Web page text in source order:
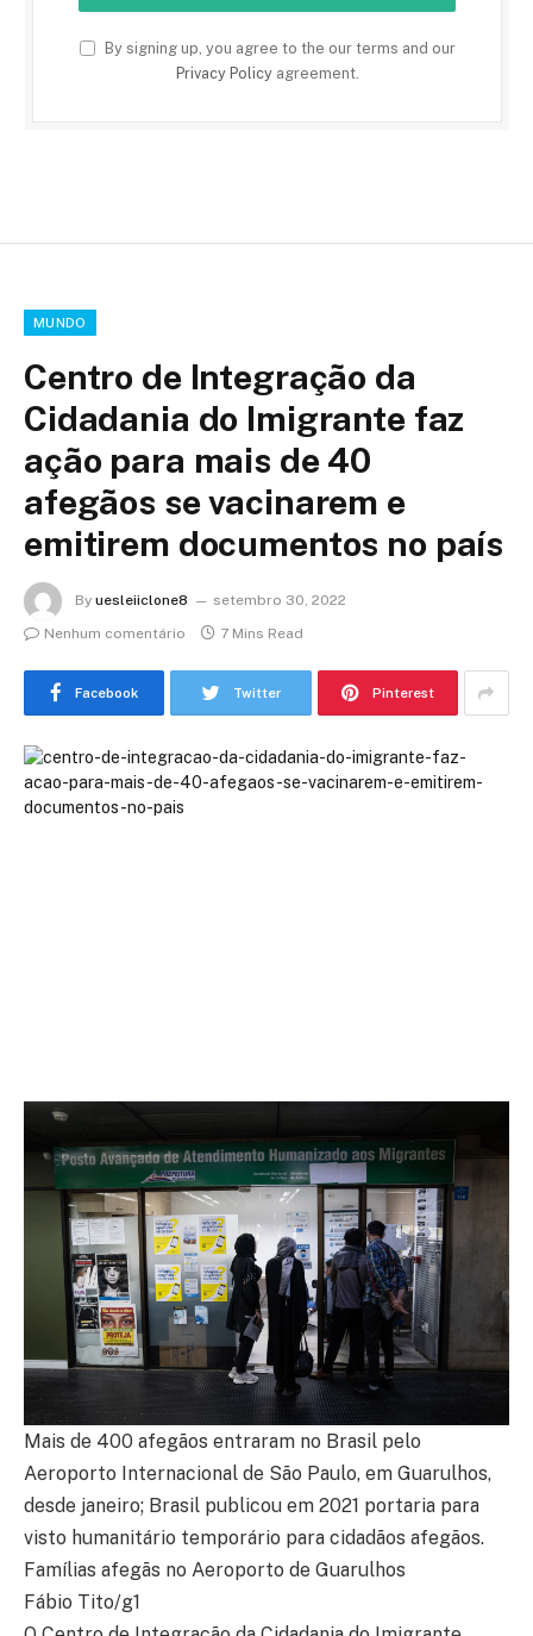
By signing up, you agree to the our terms and our
Privacy Policyagreement.
MUNDO
Centro de Integração da
Cidadania do Imigrante faz
ação para mais de 40
afegãos se vacinarem e
emitirem documentos no país
By uesleiiclone8
setembro 30, 2022
Nenhum comentário
7 Mins Read
Facebook Twitter Pinterest
Mais de 400 afegãos entraram no Brasil pelo
Aeroporto Internacional de São Paulo, em Guarulhos,
desde janeiro; Brasil publicou em 2021 portaria para
visto humanitário temporário para cidadãos afegãos.
Famílias afegãs no Aeroporto de Guarulhos
Fábio Tito/g1